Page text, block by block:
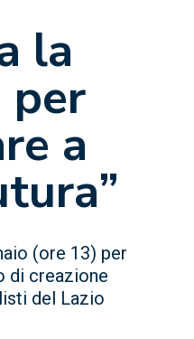
la
per
a
(ore 13) per
di creazione
del Lazio